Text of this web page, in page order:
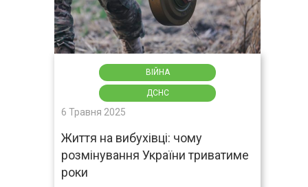
ВІЙНА
ДСНС
6 Травня 2025
Життя на вибухівці: чому
розмінування України триватиме
роки